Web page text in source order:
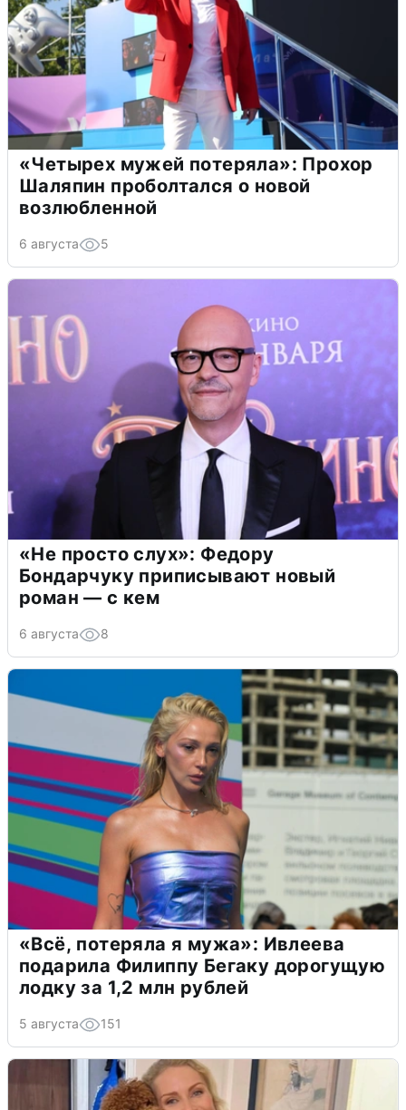
«Четырех мужей потеряла»: Прохор
Шаляпин проболтался о новой
возлюбленной
6 августа 5
«Не просто слух»: Федору
Бондарчуку приписывают новый
роман — с кем
6 августа 8
«Всё, потеряла я мужа»: Ивлеева
подарила Филиппу Бегаку дорогущую
лодку за 1,2 млн рублей
5 августа 151